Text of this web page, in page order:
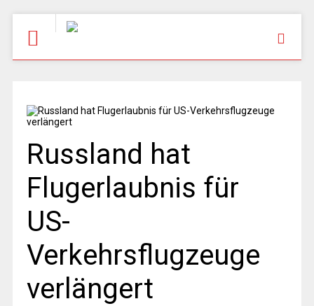
Russland hat
Flugerlaubnis für
US-
Verkehrsflugzeuge
verlängert